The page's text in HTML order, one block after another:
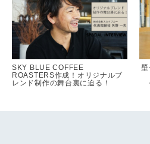
SKY BLUE COFFEE
ROASTERS作成！オリジナルブ
レンド制作の舞台裏に迫る！